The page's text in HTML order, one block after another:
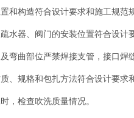
和构造符合设计要求和施工规范
水器、阀门的安装位置符合设计
弯曲部位严禁焊接支管，接口焊
、规格和包扎方法符合设计要求
，检查吹洗质量情况。